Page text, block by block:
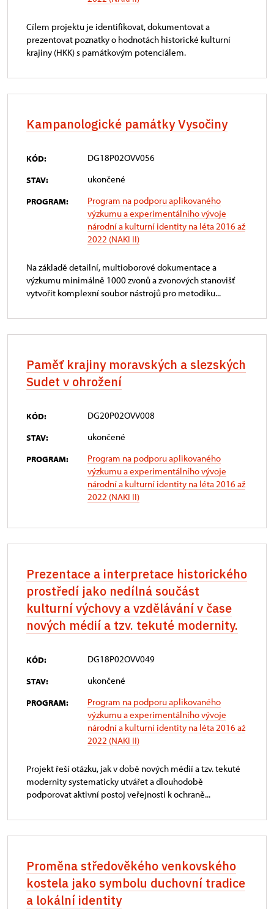
Cílem projektu je identifikovat, dokumentovat a
prezentovat poznatky o hodnotách historické kulturní
krajiny (HKK) s památkovým potenciálem.
Kampanologické památky Vysočiny
KÓD: DG18P02OVV056
STAV: ukončené
PROGRAM:
Program na podporu aplikovaného
výzkumu a experimentálního vývoje
národní a kulturní identity na léta 2016 až
2022 (NAKI II)
Na základě detailní, multioborové dokumentace a
výzkumu minimálně 1000 zvonů a zvonových stanovišť
vytvořit komplexní soubor nástrojů pro metodiku...
Paměť krajiny moravských a slezských
Sudet v ohrožení
KÓD: DG20P02OVV008
STAV: ukončené
PROGRAM:
Program na podporu aplikovaného
výzkumu a experimentálního vývoje
národní a kulturní identity na léta 2016 až
2022 (NAKI II)
Prezentace a interpretace historického
prostředí jako nedílná součást
kulturní výchovy a vzdělávání v čase
nových médií a tzv. tekuté modernity.
KÓD: DG18P02OVV049
STAV: ukončené
PROGRAM:
Program na podporu aplikovaného
výzkumu a experimentálního vývoje
národní a kulturní identity na léta 2016 až
2022 (NAKI II)
Projekt řeší otázku, jak v době nových médií a tzv. tekuté
modernity systematicky utvářet a dlouhodobě
podporovat aktivní postoj veřejnosti k ochraně...
Proměna středověkého venkovského
kostela jako symbolu duchovní tradice
a lokální identity